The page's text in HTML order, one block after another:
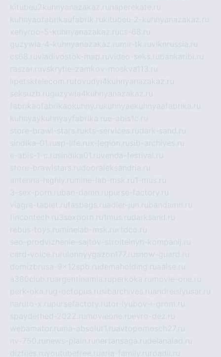
kitubeu2kuhnyanazakaz.ru naperekate.ru
kuhnyaofabrikaufabrik.rukitubeu-2-kuhnyanazakaz.ru
xehyroo-5-kuhnyanazakaz.rucs-68.ru
guzywia-4-kuhnyanazakaz.ru mir-tk.ruvlknrussia.ru
cs68.ruvladivostok-map.ruvideo-seks.rubankaribi.ru
raszar.ruvskrytie-zamkov-moskva113.ru
lipetsktelecom.rutovudyi4kuhnyanazakaz.ru
seksuzb.ruguzywia4kuhnyanazakaz.ru
fabrikaofabrikaokuhny.rukuhnyaekuhnyaafabrika.ru
kuhnyaykuhnyayfabrika.rue-abis1c.ru
store-brawl-stars.rukts-services.rudark-sand.ru
sindika-01.rusp-life.rux-legion.rusib-archives.ru
e-abis-1-c.rusindika01.ruvenda-festival.ru
store-brawlstars.rudooraleksandria.ru
antenna-highly.ru mine-lab-msk.ru1-mus.ru
3-sex-porn.ruban-damn.rupurse-factory.ru
viagra-tablet.rufasbags.ruadler-jun.rubandamn.ru
fincontech.ru3sexporn.ru1mus.rudarksand.ru
rebus-toys.ru minelab-msk.ru rtdco.ru
seo-prodvizhenie-sajtov-stroitelnyh-kompanij.ru
card-voice.ru rulonnyygazon177.rusnow-guard.ru
domizbrusa-9x12spb.rudemaholding.ruaalse.ru
a380club.ruargentinamia.ruperkoka.ru movie-one.ru
perk-oka.rug-octopus.rusibarchives.ruandreislyusar.ru
naruto-x.rupursefactory.rutor-lyubov-i-grom.ru
spayderhed-2022.ru movieone.ruevro-dez.ru
webamator.ru ma-absolut1.ruavtopomosch27.ru
nv-750.ru news-plain.ru nertansaga.rudelanalad.ru
dizfiles.ruyoutubefree.ruaria-family.ru roadli.ru